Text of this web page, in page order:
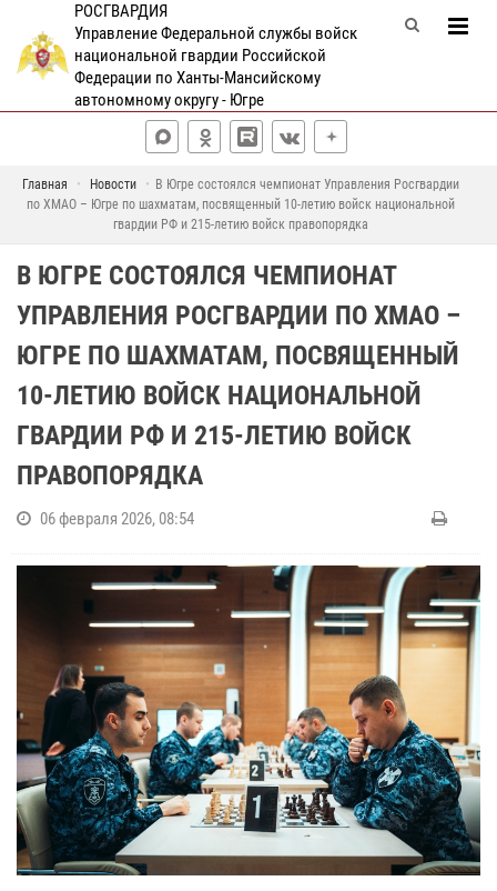
РОСГВАРДИЯ
Управление Федеральной службы войск
национальной гвардии Российской
Федерации по Ханты-Мансийскому
автономному округу - Югре
Главная Новости
В Югре состоялся чемпионат Управления Росгвардии
по ХМАО – Югре по шахматам, посвященный 10-летию войск национальной
гвардии РФ и 215-летию войск правопорядка
В ЮГРЕ СОСТОЯЛСЯ ЧЕМПИОНАТ
УПРАВЛЕНИЯ РОСГВАРДИИ ПО ХМАО –
ЮГРЕ ПО ШАХМАТАМ, ПОСВЯЩЕННЫЙ
10-ЛЕТИЮ ВОЙСК НАЦИОНАЛЬНОЙ
ГВАРДИИ РФ И 215-ЛЕТИЮ ВОЙСК
ПРАВОПОРЯДКА
06 февраля 2026, 08:54